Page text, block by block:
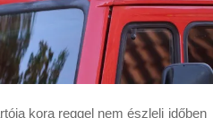
kora reggel nem észleli időben